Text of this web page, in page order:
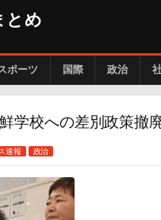
とめ
ポーツ 国際 政治
学校への差別政策撤
速報 政治